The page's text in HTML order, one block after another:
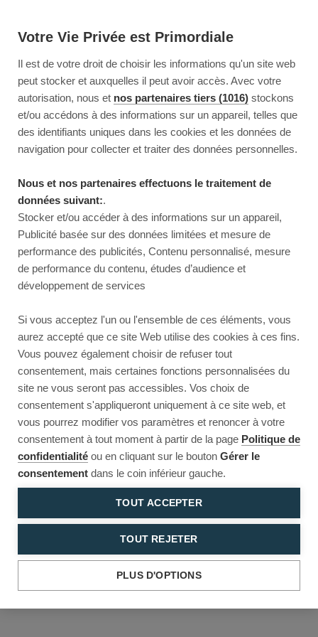
Votre Vie Privée est Primordiale
Il est de votre droit de choisir les informations qu'un site web
peut stocker et auxquelles il peut avoir accès. Avec votre
autorisation, nous et nos partenaires tiers (1016) stockons
et/ou accédons à des informations sur un appareil, telles que
des identifiants uniques dans les cookies et les données de
navigation pour collecter et traiter des données personnelles.
Nous et nos partenaires effectuons le traitement de
données suivant:.
Stocker et/ou accéder à des informations sur un appareil,
Publicité basée sur des données limitées et mesure de
performance des publicités, Contenu personnalisé, mesure
de performance du contenu, études d’audience et
développement de services
Si vous acceptez l'un ou l'ensemble de ces éléments, vous
aurez accepté que ce site Web utilise des cookies à ces fins.
Vous pouvez également choisir de refuser tout
consentement, mais certaines fonctions personnalisées du
site ne vous seront pas accessibles. Vos choix de
consentement s'appliqueront uniquement à ce site web, et
vous pourrez modifier vos paramètres et renoncer à votre
consentement à tout moment à partir de la page Politique de
confidentialité ou en cliquant sur le bouton Gérer le
consentement dans le coin inférieur gauche.
TOUT ACCEPTER
TOUT REJETER
PLUS D'OPTIONS
Reload to try again, or go back.
Reload Back